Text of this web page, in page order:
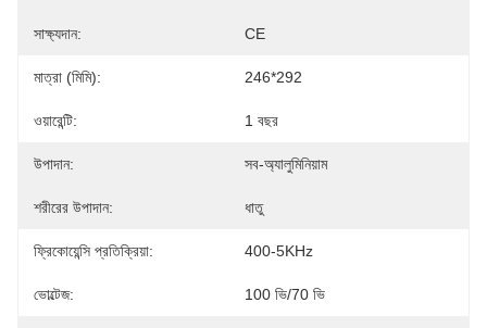
সাক্ষ্যদান: CE
মাত্রা (মিমি): 246*292
ওয়ারেন্টি: 1 বছর
উপাদান: সব-অ্যালুমিনিয়াম
শরীরের উপাদান: ধাতু
ফ্রিকোয়েন্সি প্রতিক্রিয়া: 400-5KHz
ভোল্টেজ: 100 ভি/70 ভি